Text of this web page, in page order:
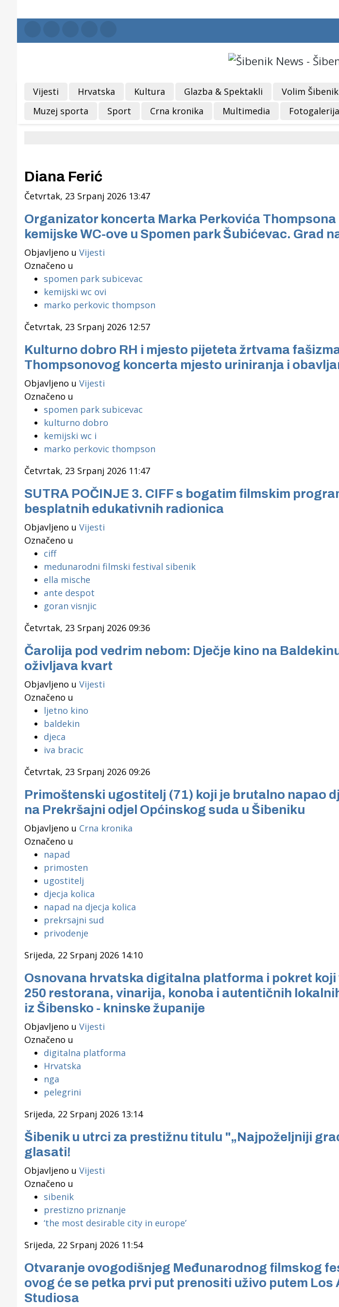
Vijesti Hrvatska Kultura Glazba & Spektakli Volim Šibenik
Muzej sporta
Sport Crna kronika Multimedia Fotogalerija
Diana Ferić
Četvrtak, 23 Srpanj 2026 13:47
Organizator koncerta Marka Perkovića
kemijske WC-ove u Spomen park Šubićevac. Grad
Objavljeno u Vijesti
Označeno u
spomen park subicevac
kemijski wc ovi
marko perkovic thompson
Četvrtak, 23 Srpanj 2026 12:57
Kulturno dobro RH i mjesto pijeteta žrtvama
Thompsonovog koncerta mjesto uriniranja i
Objavljeno u Vijesti
Označeno u
spomen park subicevac
kulturno dobro
kemijski wc i
marko perkovic thompson
Četvrtak, 23 Srpanj 2026 11:47
SUTRA POČINJE 3. CIFF s bogatim filmskim
besplatnih edukativnih radionica
Objavljeno u Vijesti
Označeno u
ciff
medunarodni filmski festival sibenik
ella mische
ante despot
goran visnjic
Četvrtak, 23 Srpanj 2026 09:36
Čarolija pod vedrim nebom: Dječje kino na
oživljava kvart
Objavljeno u Vijesti
Označeno u
ljetno kino
baldekin
djeca
iva bracic
Četvrtak, 23 Srpanj 2026 09:26
Primoštenski ugostitelj (71) koji je brutalno napao
na Prekršajni odjel Općinskog suda u Šibeniku
Objavljeno u Crna kronika
Označeno u
napad
primosten
ugostitelj
djecja kolica
napad na djecja kolica
prekrsajni sud
privodenje
Srijeda, 22 Srpanj 2026 14:10
Osnovana hrvatska digitalna platforma i pokret koji
250 restorana, vinarija, konoba i autentičnih
iz Šibensko - kninske županije
Objavljeno u Vijesti
Označeno u
digitalna platforma
Hrvatska
nga
pelegrini
Srijeda, 22 Srpanj 2026 13:14
Šibenik u utrci za prestižnu titulu "„Najpoželjniji
glasati!
Objavljeno u Vijesti
Označeno u
sibenik
prestizno priznanje
‘the most desirable city in europe’
Srijeda, 22 Srpanj 2026 11:54
Otvaranje ovogodišnjeg Međunarodnog filmskog
ovog će se petka prvi put prenositi uživo putem Los
Studiosa